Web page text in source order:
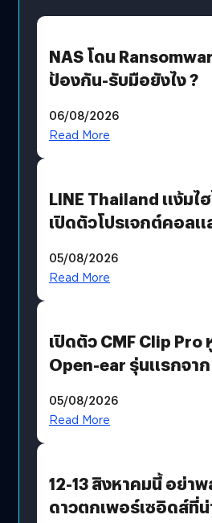
NAS โดน
ป้องกัน-รับมือยังไง ?
06/08/2026
Read More
LINE Thailand แง้มไ
เปิดตัวโปรเจกต์คอล
Moon x LINE FRIENDS
05/08/2026
Read More
เปิดตัว CMF Clip Pro
Open-ear รุ่นแรกจา
05/08/2026
Read More
12-13 สิงหาคมนี้ อย่า
ดาวตกเพอร์เซอิดส์ที่